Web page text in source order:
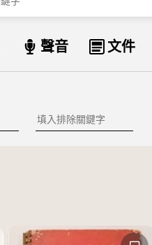
資料類型
聲音 文件
排除關鍵字